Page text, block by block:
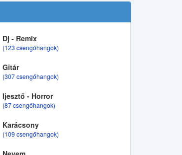
Dj - Remix
(123 csengőhangok)
Gitár
(307 csengőhangok)
Ijesztő - Horror
(87 csengőhangok)
Karácsony
(109 csengőhangok)